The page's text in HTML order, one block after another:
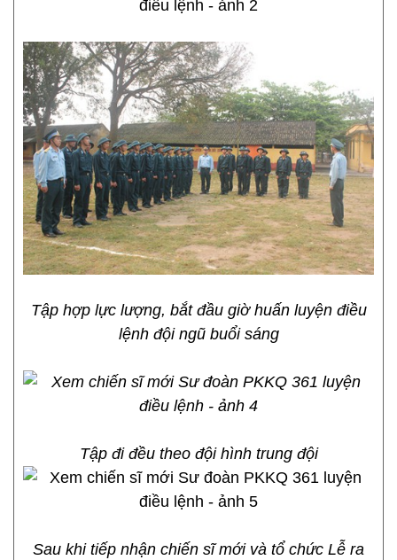
Tập hợp lực lượng, bắt đầu giờ huấn luyện điều
lệnh đội ngũ buổi sáng
Tập đi đều theo đội hình trung đội
Sau khi tiếp nhận chiến sĩ mới và tổ chức Lễ ra